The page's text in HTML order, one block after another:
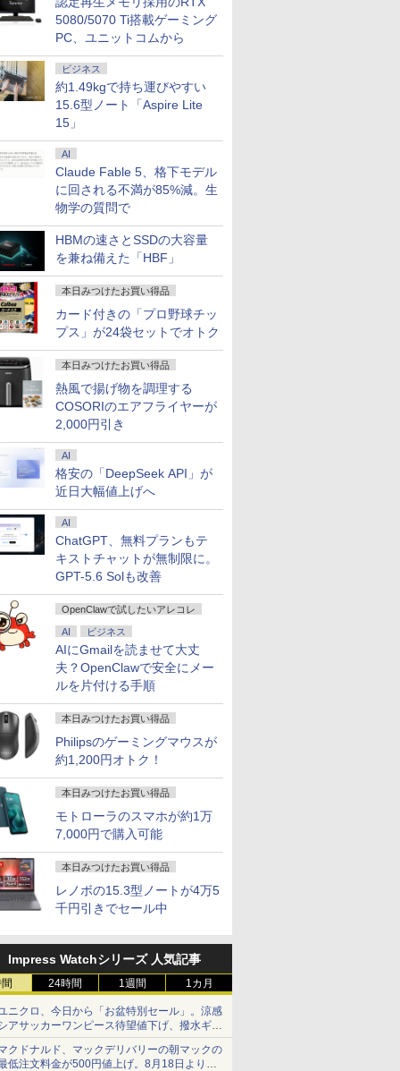
5080/5070 Ti搭載ゲーミング
PC、ユニットコムから
ビジネス
約1.49kgで持ち運びやすい
15.6型ノート「Aspire Lite
15」
AI
Claude Fable 5、格下モデル
に回される不満が85%減。生
物学の質問で
HBMの速さとSSDの大容量
を兼ね備えた「HBF」
本日みつけたお買い得品
カード付きの「プロ野球チッ
プス」が24袋セットでオトク
本日みつけたお買い得品
熱風で揚げ物を調理する
COSORIのエアフライヤーが
2,000円引き
AI
格安の「DeepSeek API」が
近日大幅値上げへ
AI
ChatGPT、無料プランもテ
キストチャットが無制限に。
GPT-5.6 Solも改善
OpenClawで試したいアレコレ
AI ビジネス
AIにGmailを読ませて大丈
夫？OpenClawで安全にメー
ルを片付ける手順
本日みつけたお買い得品
Philipsのゲーミングマウスが
約1,200円オトク！
本日みつけたお買い得品
モトローラのスマホが約1万
7,000円で購入可能
本日みつけたお買い得品
レノボの15.3型ノートが4万5
千円引きでセール中
Impress Watchシリーズ 人気記事
24時間 1週間 1カ月
ニクロ、今日から「お盆特別セール」。涼感
アサッカーワンピース待望値下げ、撥水ギア
ョーツは1990円に
クドナルド、マックデリバリーの朝マックの
低注文料金が500円値上げ。8月18日より